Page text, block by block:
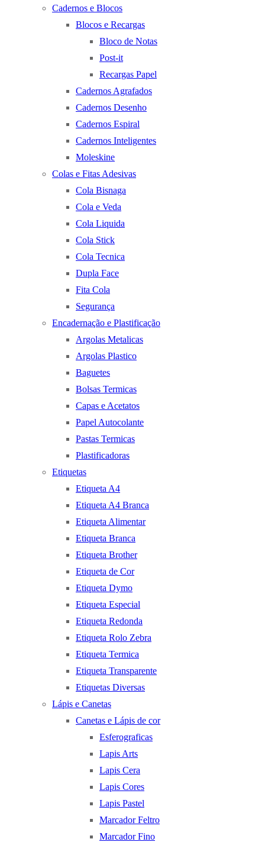
Cadernos e Blocos
Blocos e Recargas
Bloco de Notas
Post-it
Recargas Papel
Cadernos Agrafados
Cadernos Desenho
Cadernos Espiral
Cadernos Inteligentes
Moleskine
Colas e Fitas Adesivas
Cola Bisnaga
Cola e Veda
Cola Liquida
Cola Stick
Cola Tecnica
Dupla Face
Fita Cola
Segurança
Encadernação e Plastificação
Argolas Metalicas
Argolas Plastico
Baguetes
Bolsas Termicas
Capas e Acetatos
Papel Autocolante
Pastas Termicas
Plastificadoras
Etiquetas
Etiqueta A4
Etiqueta A4 Branca
Etiqueta Alimentar
Etiqueta Branca
Etiqueta Brother
Etiqueta de Cor
Etiqueta Dymo
Etiqueta Especial
Etiqueta Redonda
Etiqueta Rolo Zebra
Etiqueta Termica
Etiqueta Transparente
Etiquetas Diversas
Lápis e Canetas
Canetas e Lápis de cor
Esferograficas
Lapis Arts
Lapis Cera
Lapis Cores
Lapis Pastel
Marcador Feltro
Marcador Fino